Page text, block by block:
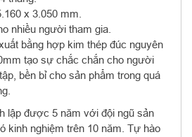
x 3.050 mm.
nhiều người tham gia.
bằng hợp kim thép đúc nguyên
tạo sự chắc chắn cho người
bền bỉ cho sản phẩm trong quá
lập được 5 năm với đội ngũ sản
kinh nghiệm trên 10 năm. Tự hào